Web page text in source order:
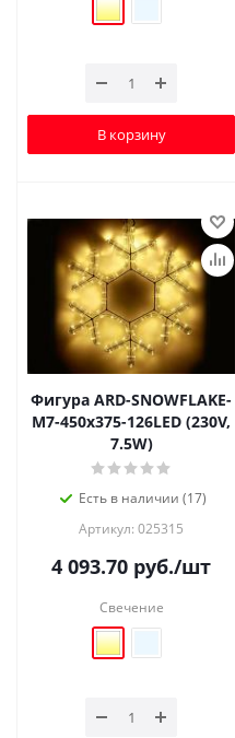
В корзину
Фигура ARD-SNOWFLAKE-
M7-450x375-126LED (230V,
7.5W)
Есть в наличии (17)
Артикул: 025315
4 093.70 руб./шт
Свечение